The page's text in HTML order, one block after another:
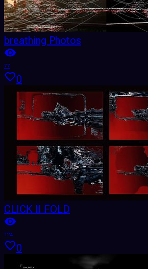
breathing Photos
77
0
CLICK II FOLD
124
0